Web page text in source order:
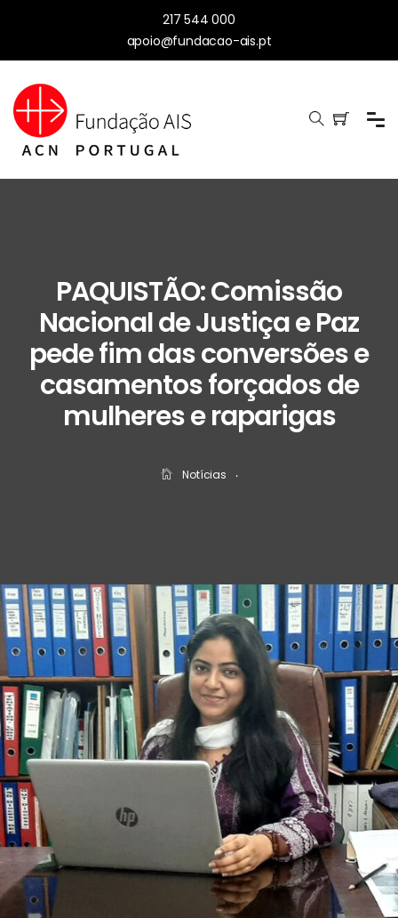
217 544 000
apoio@fundacao-ais.pt
PAQUISTÃO: Comissão
Nacional de Justiça e Paz
pede fim das conversões e
casamentos forçados de
mulheres e raparigas
Notícias ‧